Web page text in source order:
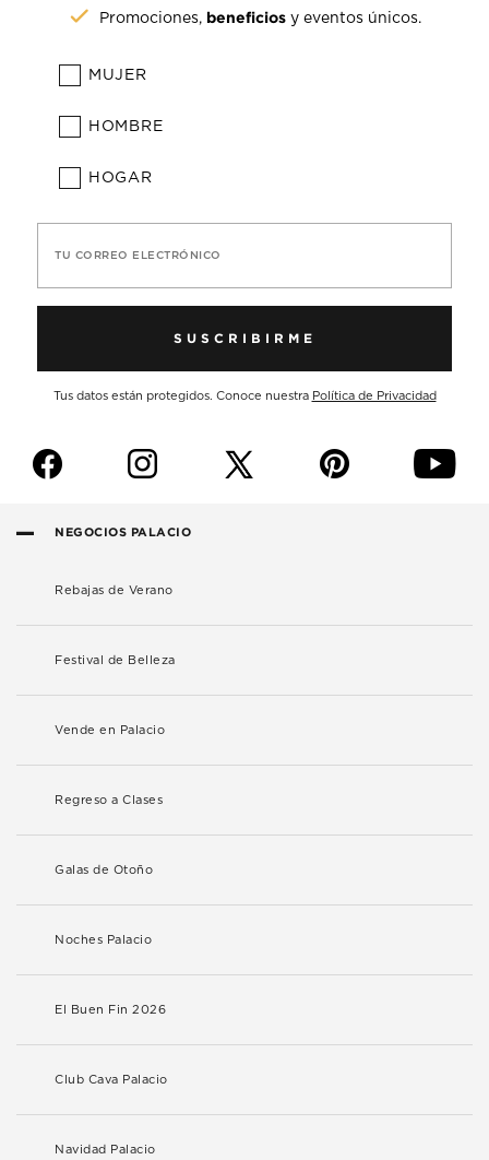
Promociones, beneficios y eventos únicos.
MUJER
HOMBRE
HOGAR
TU CORREO ELECTRÓNICO
SUSCRIBIRME
Tus datos están protegidos. Conoce nuestra Política de Privacidad
f i p y
NEGOCIOS PALACIO
Rebajas de Verano
Festival de Belleza
Vende en Palacio
Regreso a Clases
Galas de Otoño
Noches Palacio
El Buen Fin 2026
Club Cava Palacio
Navidad Palacio